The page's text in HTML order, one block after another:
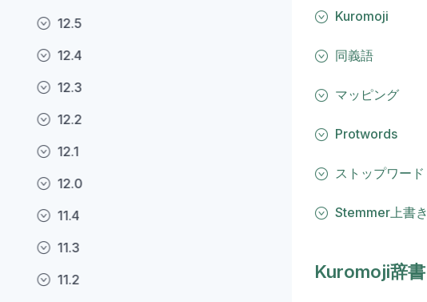
12.5
12.4
12.3
12.2
12.1
12.0
11.4
11.3
11.2
Kuromoji
同義語
マッピング
Protwords
ストップワード
Stemmer上書き
Kuromoji辞書